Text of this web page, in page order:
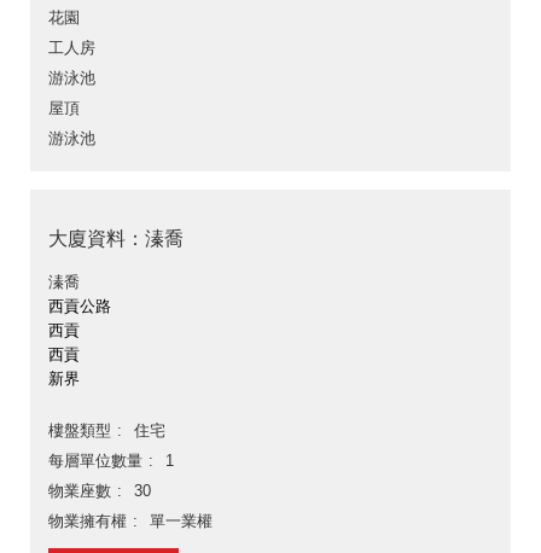
花園
工人房
游泳池
屋頂
游泳池
大廈資料：溱喬
溱喬
西貢公路
西貢
西貢
新界
樓盤類型
住宅
每層單位數量
1
物業座數
30
物業擁有權
單一業權